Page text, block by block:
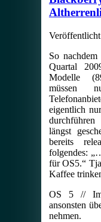
So
Quartal
Modelle
müssen
eigentlich
längst
bereits
folgendes:
für OS5.“
Kaffee
OS 5 // Im
ansonsten
nehmen.